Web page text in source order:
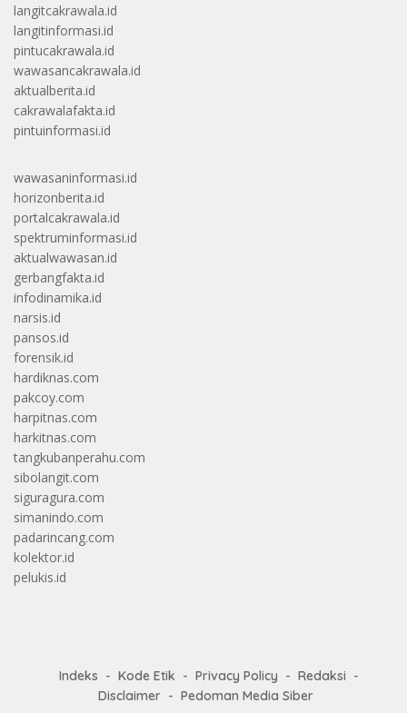
langitcakrawala.id
langitinformasi.id
pintucakrawala.id
wawasancakrawala.id
aktualberita.id
cakrawalafakta.id
pintuinformasi.id
wawasaninformasi.id
horizonberita.id
portalcakrawala.id
spektruminformasi.id
aktualwawasan.id
gerbangfakta.id
infodinamika.id
narsis.id
pansos.id
forensik.id
hardiknas.com
pakcoy.com
harpitnas.com
harkitnas.com
tangkubanperahu.com
sibolangit.com
siguragura.com
simanindo.com
padarincang.com
kolektor.id
pelukis.id
Indeks Kode Etik Privacy Policy
Redaksi
Disclaimer
Pedoman Media Siber